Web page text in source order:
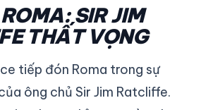
SIR JIM
THẤT VỌNG
tiếp đón Roma trong sự
ông chủ Sir Jim Ratcliffe.